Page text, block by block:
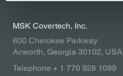
MSK Covertech, Inc.
600 Cherokee Parkway
Acworth, Georgia 30102, USA
Telephone + 1 770 928 1099